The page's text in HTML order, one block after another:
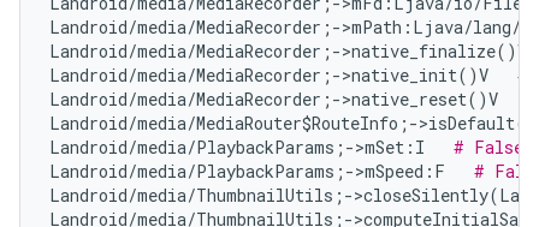
Landroid/media/MediaRecorder;->mPath:Ljava/
Landroid/media/MediaRecorder;-
Landroid/media/MediaRecorder;->native_init()V #
Landroid/media/MediaRecorder;->native_reset()V
Landroid/media/MediaRouter$RouteInfo;-
Landroid/media/PlaybackParams;->mSet:I # False
Landroid/media/PlaybackParams;->mSpeed:F #
Landroid/media/ThumbnailUtils;-
Landroid/media/ThumbnailUtils;-